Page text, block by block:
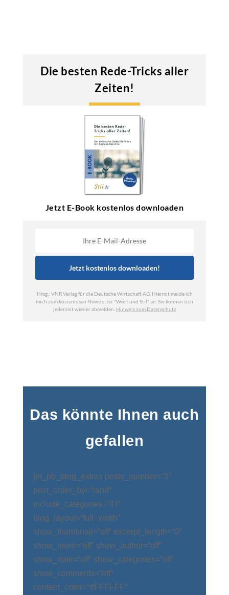
Das könnte Ihnen auch
gefallen
[et_pb_blog_extras posts_number=“3″
post_order_by=“rand“
include_categories=“47″
blog_layout=“full_width“
show_thumbnail=“off“ excerpt_length=“0″
show_more=“off“ show_author=“off“
show_date=“off“ show_categories=“off“
show_comments=“off“
content_color=“#FFFFFF“